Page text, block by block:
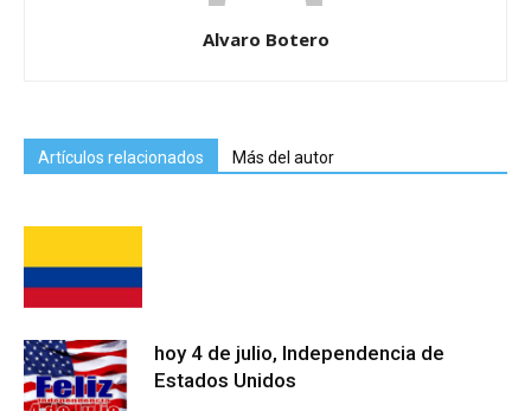
Alvaro Botero
Artículos relacionados Más del autor
hoy 4 de julio, Independencia de
Estados Unidos